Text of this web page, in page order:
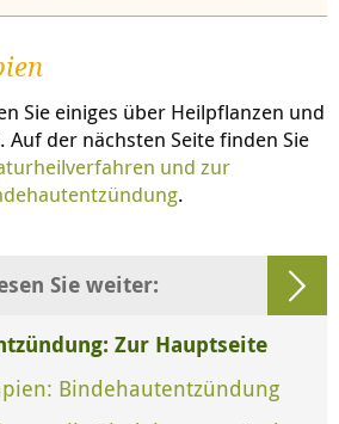
Sie einiges über Heilpflanzen und
der nächsten Seite finden Sie
und zur
.
Sie weiter:
Zur Hauptseite
Bindehautentzündung